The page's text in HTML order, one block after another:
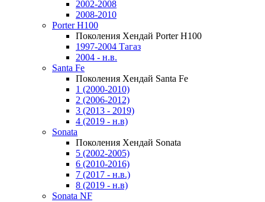
2002-2008
2008-2010
Porter H100
Поколения Хендай Porter H100
1997-2004 Тагаз
2004 - н.в.
Santa Fe
Поколения Хендай Santa Fe
1 (2000-2010)
2 (2006-2012)
3 (2013 - 2019)
4 (2019 - н.в)
Sonata
Поколения Хендай Sonata
5 (2002-2005)
6 (2010-2016)
7 (2017 - н.в.)
8 (2019 - н.в)
Sonata NF